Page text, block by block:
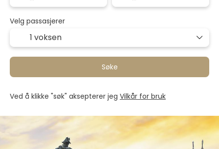
Velg passasjerer
1 voksen
Søke
Ved å klikke "søk" aksepterer jeg Vilkår for bruk